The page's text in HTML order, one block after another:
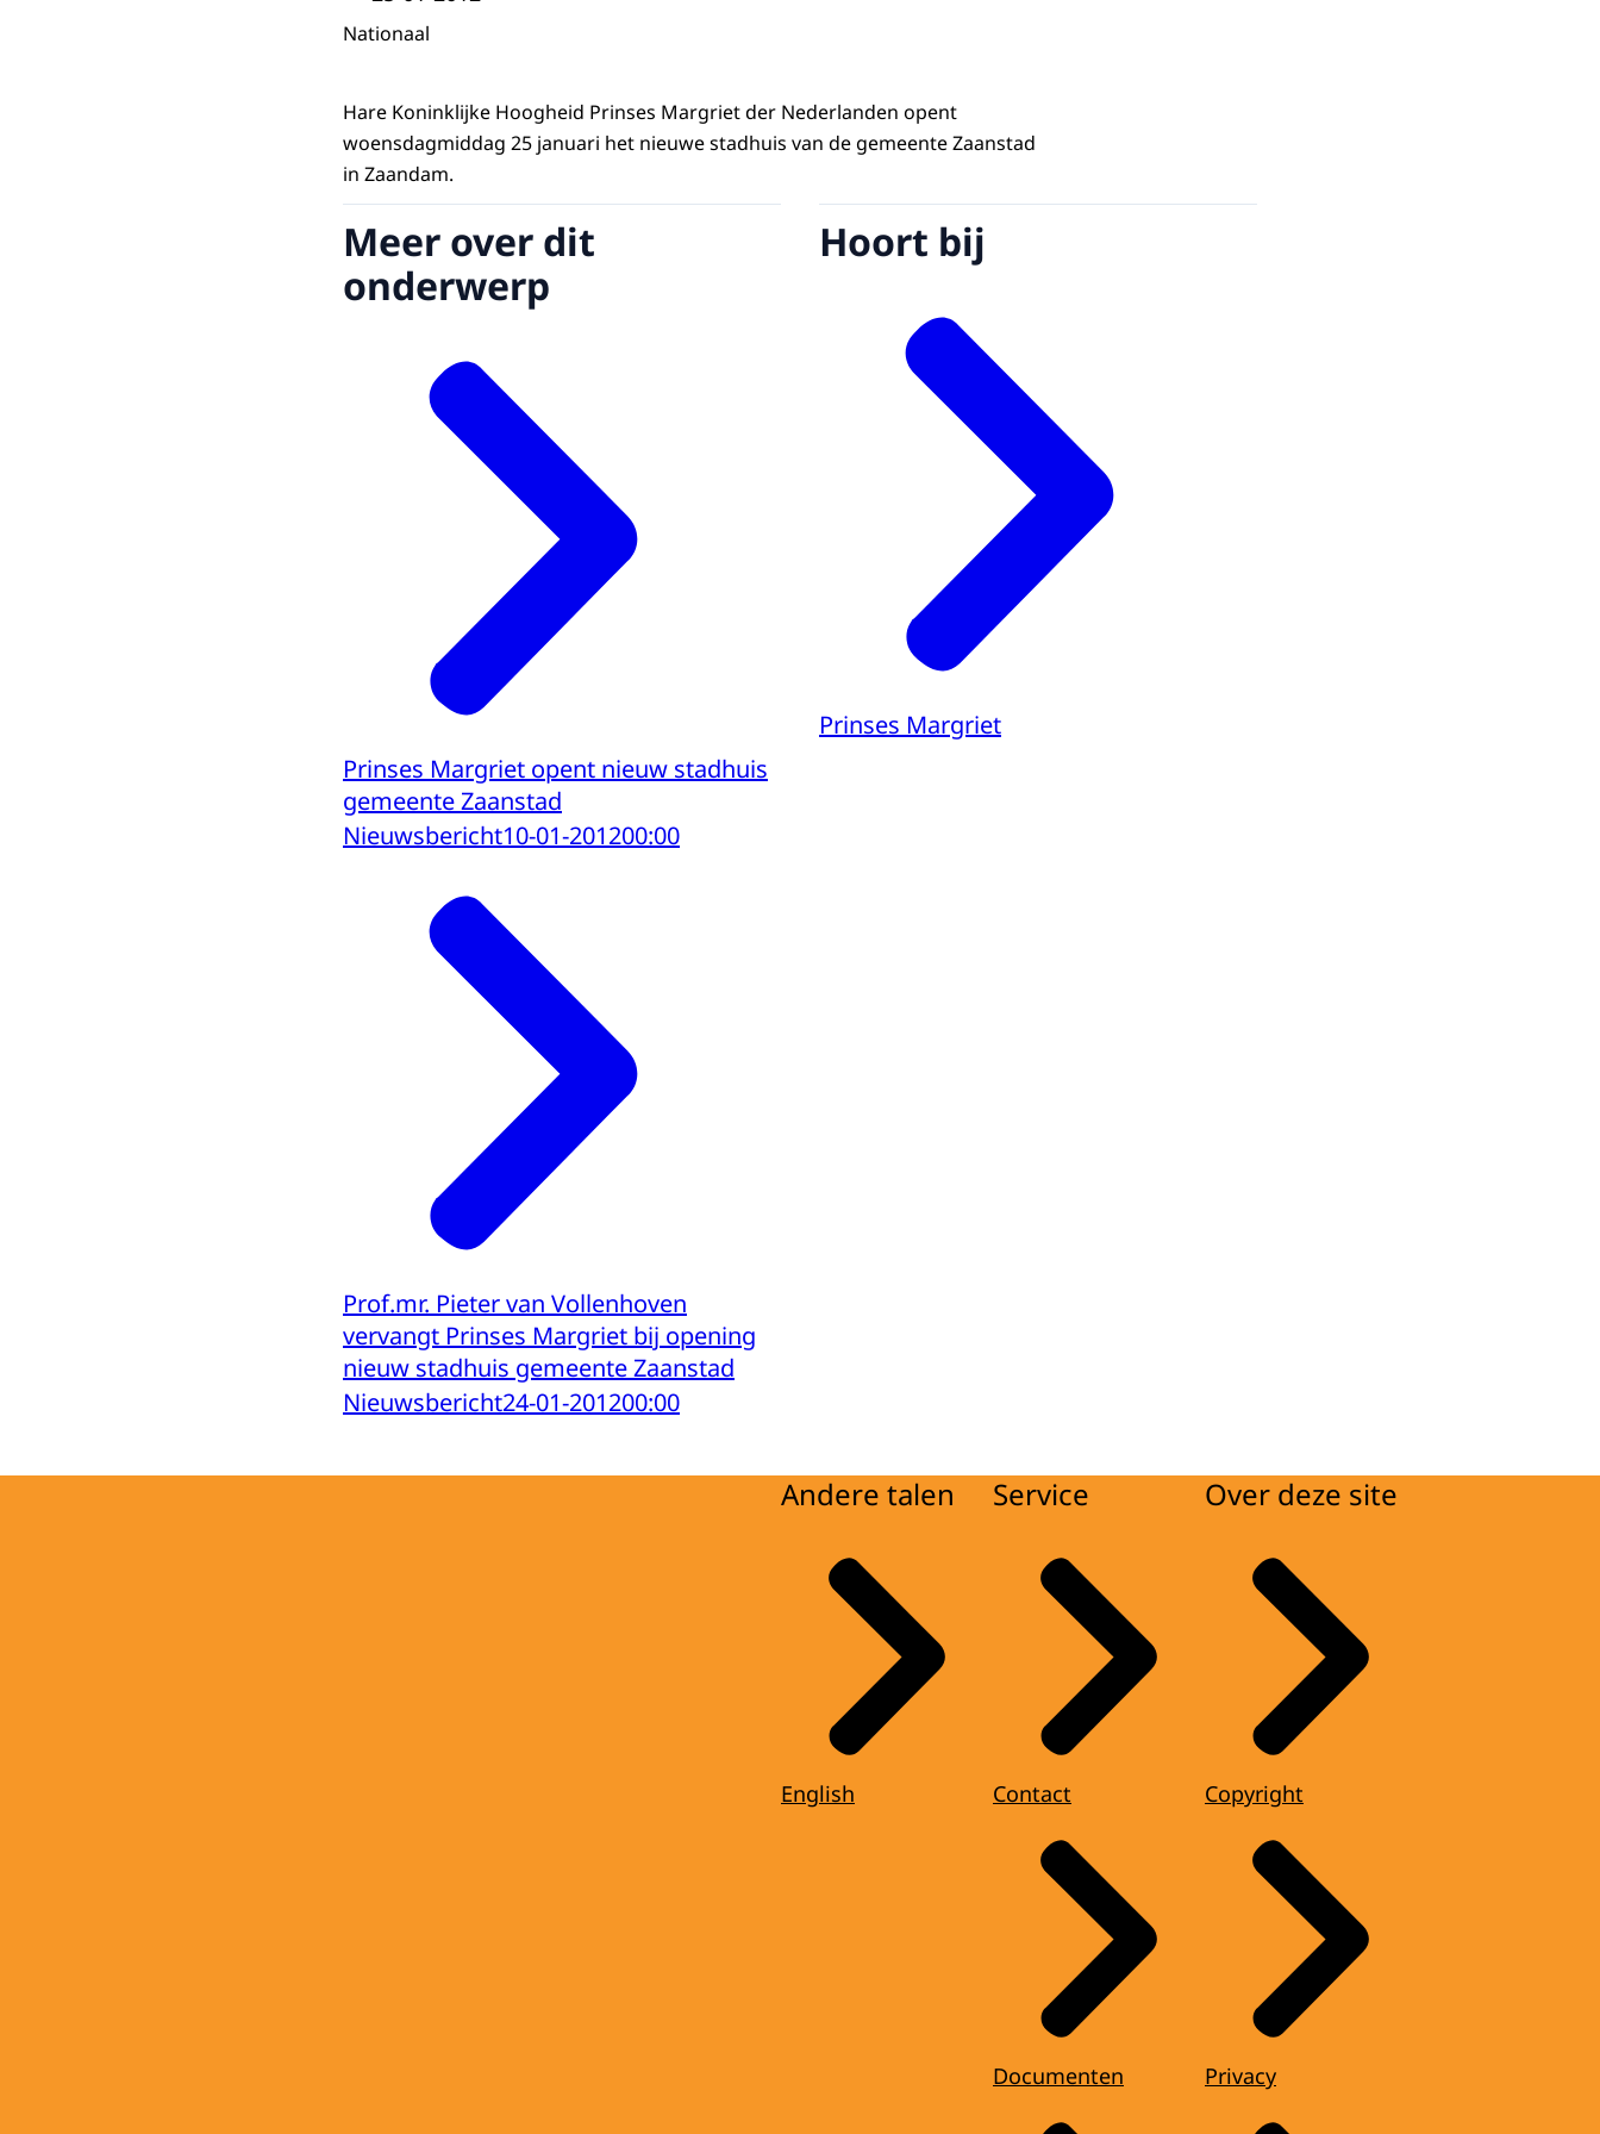
Nationaal
Hare Koninklijke Hoogheid Prinses Margriet der Nederlanden opent
woensdagmiddag 25 januari het nieuwe stadhuis van de gemeente Zaanstad
in Zaandam.
Meer over dit
onderwerp
Prinses Margriet opent nieuw stadhuis
gemeente Zaanstad
Nieuwsbericht10-01-201200:00
Prof.mr. Pieter van Vollenhoven
vervangt Prinses Margriet bij opening
nieuw stadhuis gemeente Zaanstad
Nieuwsbericht24-01-201200:00
Hoort bij
Prinses Margriet
Andere talen
English
Service
Contact
Documenten
Over deze site
Copyright
Privacy